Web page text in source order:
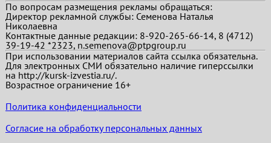
По вопросам размещения рекламы обращаться:
Директор рекламной службы: Семенова Наталья
Николаевна
Контактные данные редакции: 8-920-265-66-14, 8 (4712)
39-19-42 *2323, n.semenova@ptpgroup.ru
При использовании материалов сайта ссылка обязательна.
Для электронных СМИ обязательно наличие гиперссылки
на http://kursk-izvestia.ru/.
Возрастное ограничение 16+
Политика конфиденциальности
Согласие на обработку персональных данных